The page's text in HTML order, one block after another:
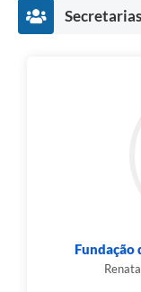
Fundação